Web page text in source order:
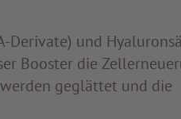
und
Booster die
geglättet und die